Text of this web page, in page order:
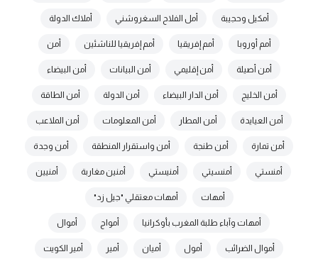
أمكيل وحجيبة أمل الفلاح السغروشني أملاك الدولة
أمم أوروبا أمم إفريقيا أمم إفريقيا للناشئين أمن
أمن أصيلة أمن إقليمي أمن البيانات أمن البيضاء
أمن الخليج أمن الدار البيضاء أمن الدولة أمن الطاقة
أمن العيايدة أمن المطار أمن المعلومات أمن الملاعب
أمن تمارة أمن طنجة أمن واستقرار المنطقة أمن وجدة
أمنستي أمنسيتي أمنيستي أمنين مغاربة أمنيين
أمهات أمهات معتقلي "جيل زد"
أمهات وآباء طلبة المغرب بأوكرانيا أمواج أموال
أموال الضرائب أمول أميان أمير أمير الكويت